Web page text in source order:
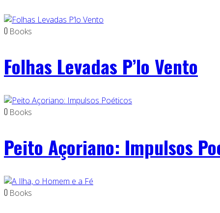
0 Books
Folhas Levadas P’lo Vento
0 Books
Peito Açoriano: Impulsos
0 Books